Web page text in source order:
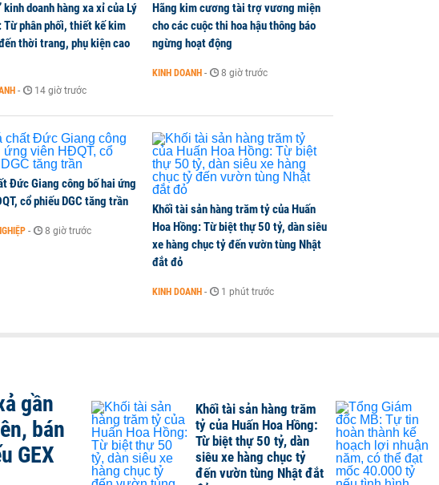
kinh doanh hàng xa xỉ của Lý
Từ phân phối, thiết kế kim
thời trang, phụ kiện cao
- 14 giờ trước
Hãng kim cương tài trợ vương miện
cho các cuộc thi hoa hậu thông báo
ngừng hoạt động
KINH DOANH - 8 giờ trước
Đức Giang công bố hai ứng
cổ phiếu DGC tăng trần
- 8 giờ trước
Khối tài sản hàng trăm tỷ của Huấn
Hoa Hồng: Từ biệt thự 50 tỷ, dàn siêu
xe hàng chục tỷ đến vườn tùng Nhật
đắt đỏ
KINH DOANH - 1 phút trước
gần
bán
GEX
Khối tài sản hàng trăm
tỷ của Huấn Hoa Hồng:
Từ biệt thự 50 tỷ, dàn
siêu xe hàng chục tỷ
đến vườn tùng Nhật đắt